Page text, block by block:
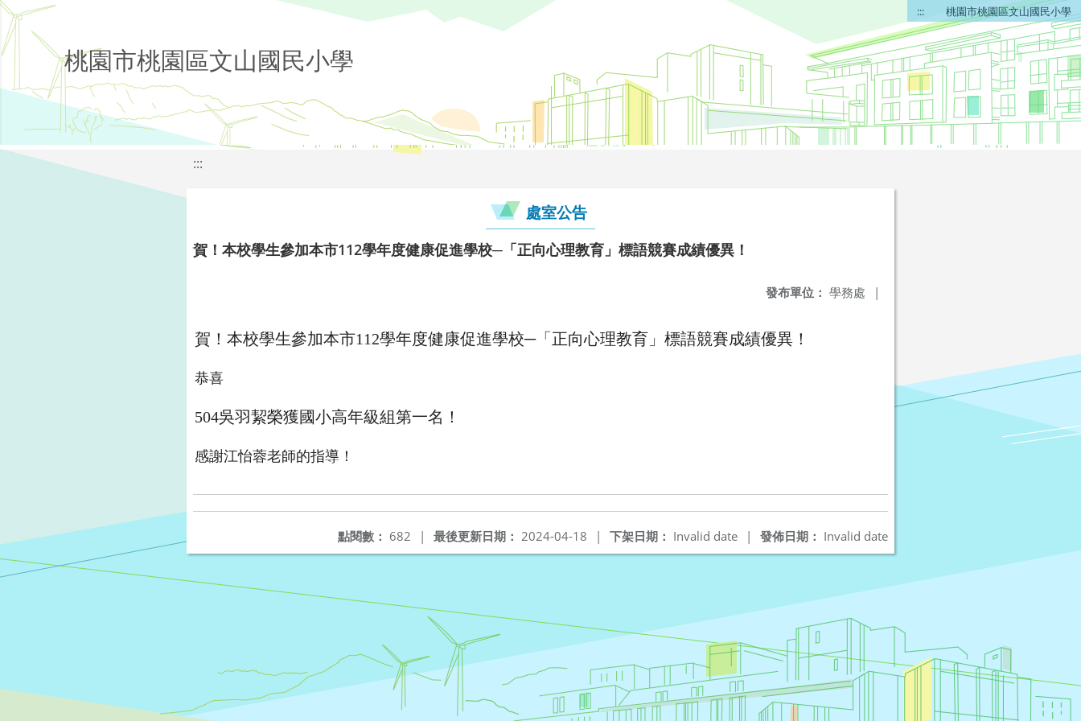
::: 桃園市桃園區文山國民小學
桃園市桃園區文山國民小學
:::
處室公告
賀！本校學生參加本市112學年度健康促進學校─「正向心理教育」標語競賽成績優異！
發布單位： 學務處 |
賀！本校學生參加本市112學年度健康促進學校─「正向心理教育」標語競賽成績優異！
恭喜
504吳羽絜榮獲國小高年級組第一名！
感謝江怡蓉老師的指導！
發佈日期： Invalid date
下架日期： Invalid date |
最後更新日期： 2024-04-18 |
點閱數： 682 |